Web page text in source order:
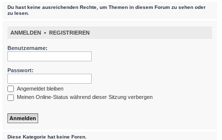
Du hast keine ausreichenden Rechte, um Themen in diesem Forum zu sehen oder
zu lesen.
ANMELDEN • REGISTRIEREN
Benutzername:
Passwort:
Angemeldet bleiben
Meinen Online-Status während dieser Sitzung verbergen
Diese Kategorie hat keine Foren.